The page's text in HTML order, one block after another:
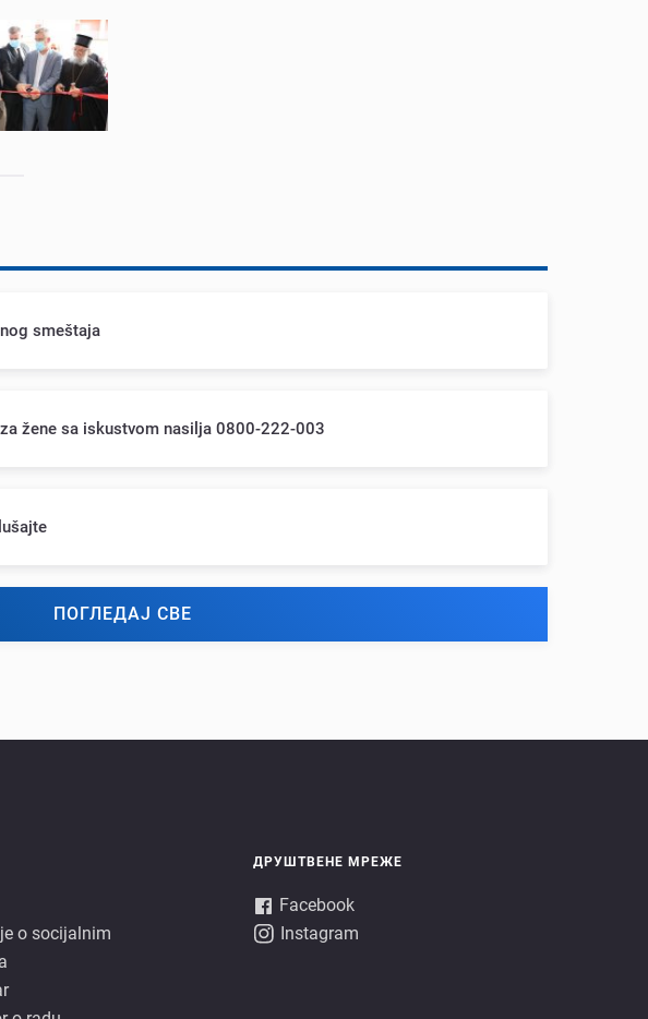
smеštaja
žеnе sa iskustvom nasilja 0800-222-003
ПОГЛЕДАЈ СВЕ
o socijalnim
ДРУШТВЕНЕ МРЕЖЕ
Facebook
Instagram